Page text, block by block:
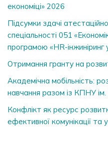
економіці» 2026
Підсумки здачі
спеціальності 051
програмою «HR-інжиніринг
Отримання гранту на
Академічна мобільність:
навчання разом із КПНУ ім.
Конфлікт як ресурс
ефективної комунікації та